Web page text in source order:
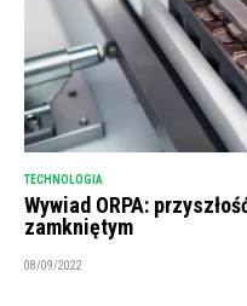
TECHNOLOGIA
Wywiad ORPA:
zamkniętym
08/09/2022